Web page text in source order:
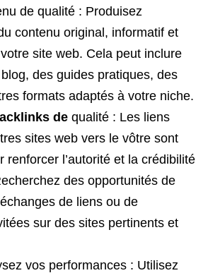
de qualité : Produisez
contenu original, informatif et
site web. Cela peut inclure
des guides pratiques, des
formats adaptés à votre niche.
de qualité : Les liens
sites web vers le vôtre sont
renforcer l’autorité et la crédibilité
des opportunités de
de liens ou de
sur des sites pertinents et
vos performances : Utilisez